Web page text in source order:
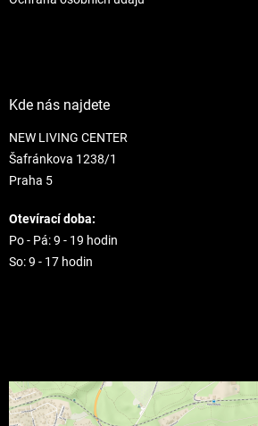
Kde nás najdete
NEW LIVING CENTER
Šafránkova 1238/1
Praha 5
Otevírací doba:
Po - Pá: 9 - 19 hodin
So: 9 - 17 hodin